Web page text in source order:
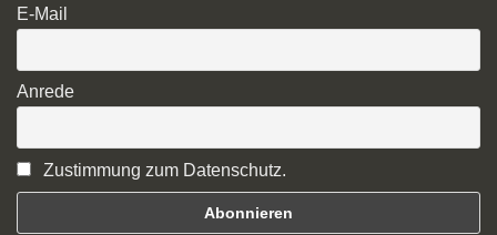
E-Mail
Anrede
Zustimmung zum Datenschutz.